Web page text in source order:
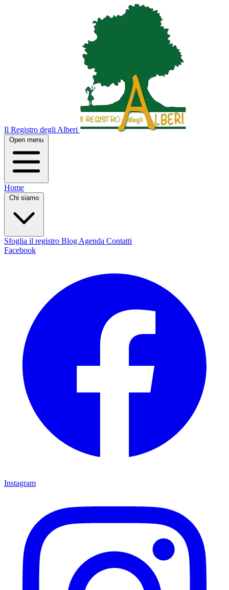
Il Registro degli Alberi
Open menu
Home
Chi siamo
Sfoglia il registro Blog Agenda Contatti
Facebook
Instagram